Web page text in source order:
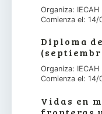
Organiza: IECAH
Comienza el:
Diploma
Organiza: IECAH
Comienza el:
Vidas en